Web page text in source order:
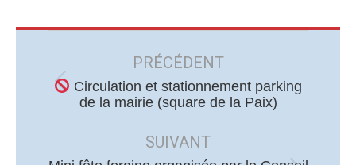
PRÉCÉDENT
Article
:
Circulation et stationnement parking
de la mairie (square de la Paix)
SUIVANT